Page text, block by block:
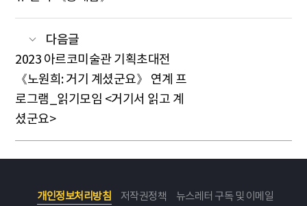
다음글
2023 아르코미술관 기획초대전
《노원희: 거기 계셨군요》 연계 프
로그램_읽기모임 <거기서 읽고 계
셨군요>
개인정보처리방침 저작권정책 뉴스레터 구독 및 이메일